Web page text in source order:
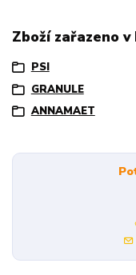
Zboží zařazeno
PSI
GRANULE
ANNAMAET